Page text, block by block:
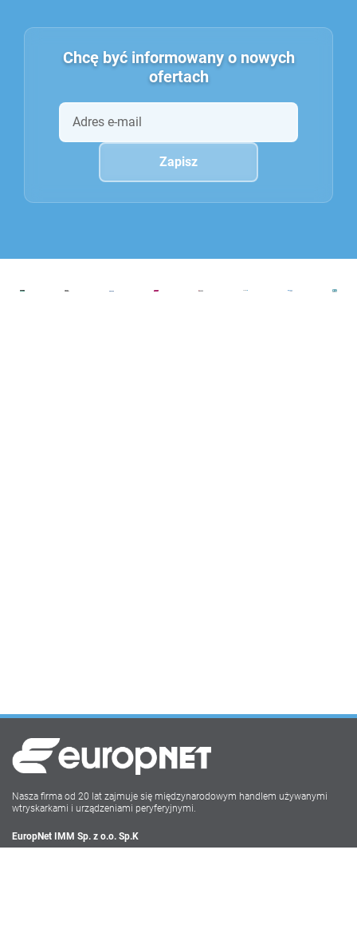
Chcę być informowany o nowych
ofertach
Nasza firma od 20 lat zajmuje się międzynarodowym handlem używanymi
wtryskarkami i urządzeniami peryferyjnymi.
EuropNet IMM Sp. z o.o. Sp.K